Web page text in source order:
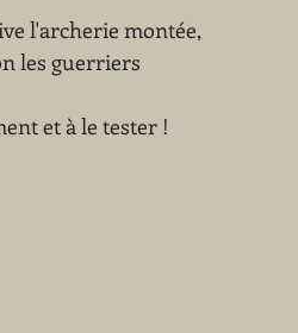
l'archerie montée,
les guerriers
et à le tester !